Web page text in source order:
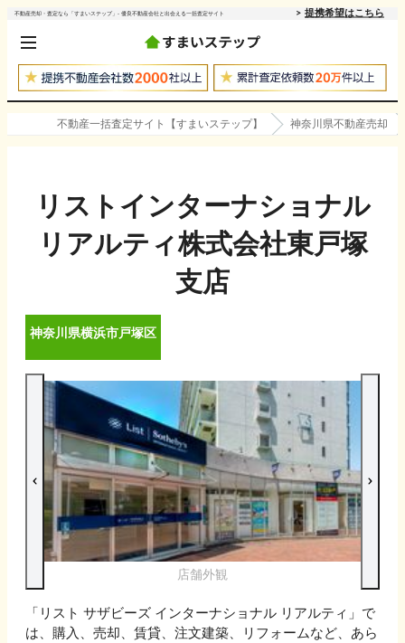
不動産売却・査定なら「すまいステップ」- 優良不動産会社と出会える一括査定サイト 提携希望はこちら
不動産一括査定サイト【すまいステップ】 神奈川県不動産売却
リストインターナショナル
リアルティ株式会社東戸塚
支店
神奈川県横浜市戸塚区
店舗外観
「リスト サザビーズ インターナショナル リアルティ」で
は、購入、売却、賃貸、注文建築、リフォームなど、あら